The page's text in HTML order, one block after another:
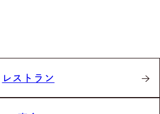
レストラン